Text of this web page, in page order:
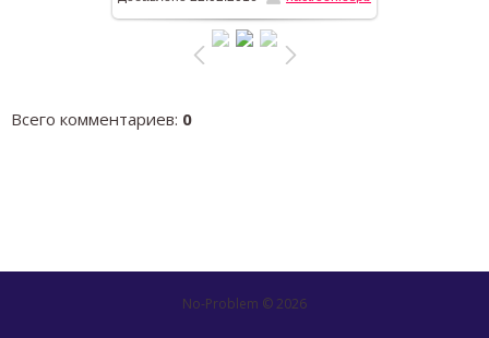
477.6Kb
Всего комментариев: 0
No-Problem © 2026